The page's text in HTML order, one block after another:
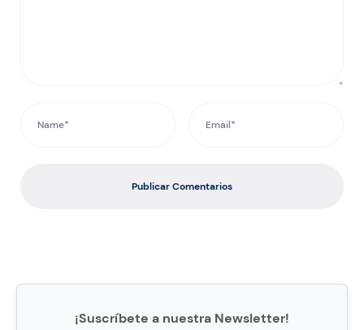
Publicar Comentarios
¡Suscríbete a nuestra Newsletter!